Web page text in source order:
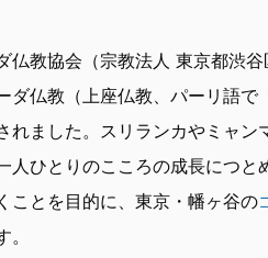
仏教協会（宗教法人 東京都渋
ダ仏教（上座仏教、パーリ語
れました。スリランカやミャ
人ひとりのこころの成長につと
ことを目的に、東京・幡ヶ谷の